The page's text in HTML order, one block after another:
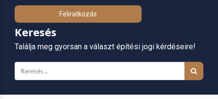
Feliratkozás
Keresés
Találja meg gyorsan a választ építési jogi kérdéseire!